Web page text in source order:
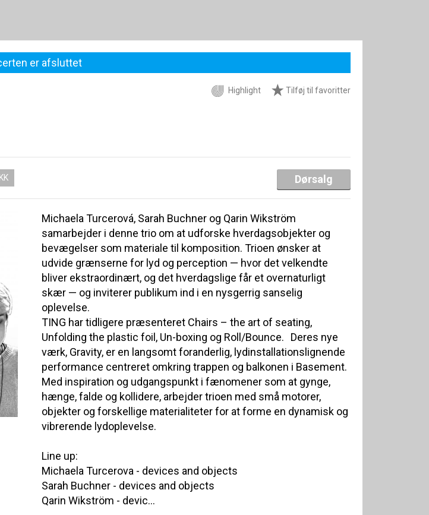
er afsluttet
Highlight Tilføj til favoritter
Dørsalg
Michaela Turcerová, Sarah Buchner og Qarin Wikström
samarbejder i denne trio om at udforske hverdagsobjekter og
bevægelser som materiale til komposition. Trioen ønsker at
udvide grænserne for lyd og perception — hvor det velkendte
bliver ekstraordinært, og det hverdagslige får et overnaturligt
skær — og inviterer publikum ind i en nysgerrig sanselig
oplevelse.
TING har tidligere præsenteret Chairs – the art of seating,
Unfolding the plastic foil, Un-boxing og Roll/Bounce. Deres nye
værk, Gravity, er en langsomt foranderlig, lydinstallationslignende
performance centreret omkring trappen og balkonen i Basement.
Med inspiration og udgangspunkt i fænomener som at gynge,
hænge, falde og kollidere, arbejder trioen med små motorer,
objekter og forskellige materialiteter for at forme en dynamisk og
vibrerende lydoplevelse.
Line up:
Michaela Turcerova - devices and objects
Sarah Buchner - devices and objects
Qarin Wikström - devic...